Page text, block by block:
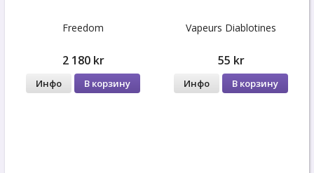
Freedom
2 180 kr
Инфо В корзину
Vapeurs Diablotines
55 kr
Инфо В корзину